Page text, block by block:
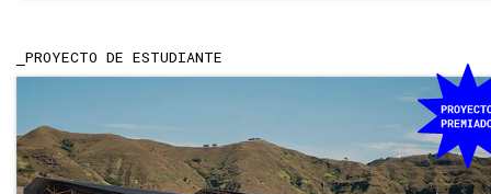
PROYECTO DE ESTUDIANTE